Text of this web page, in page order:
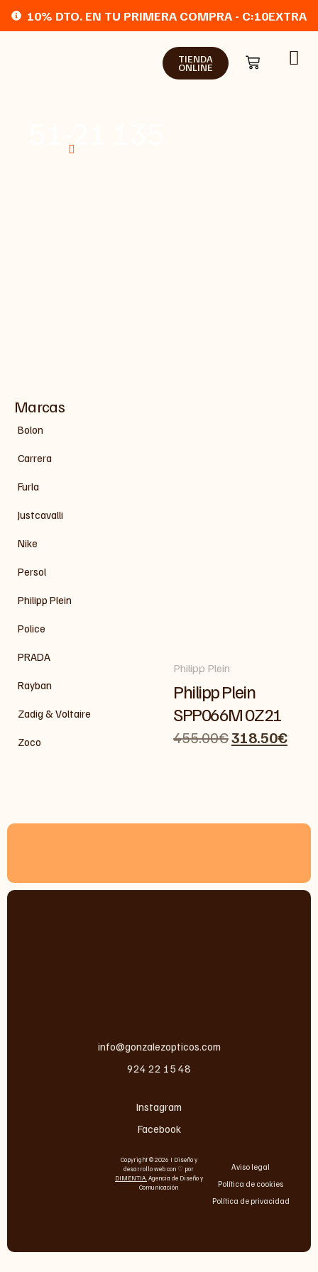
10% DTO. EN TU PRIMERA COMPRA - C:10EXTRA
TIENDA
ONLINE
Marcas
Bolon
Carrera
Furla
Justcavalli
Nike
Persol
Philipp Plein
Police
PRADA
Rayban
Zadig & Voltaire
Zoco
Philipp Plein
Philipp Plein
SPP066M 0Z21
455.00€318.50€
info@gonzalezopticos.com
924 22 15 48
Instagram
Facebook
Copyright © 2026 I Diseño y
desarrollo web con ♡ por
DIMENTIA. Agencia de Diseño y
Comunicación
Aviso legal
Política de cookies
Política de privacidad